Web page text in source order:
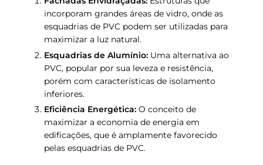
incorporam grandes áreas de vidro, onde as
esquadrias de PVC podem ser utilizadas para
maximizar a luz natural.
Esquadrias de Alumínio: Uma alternativa ao
PVC, popular por sua leveza e resistência,
porém com características de isolamento
inferiores.
Eficiência Energética: O conceito de
maximizar a economia de energia em
edificações, que é amplamente favorecido
pelas esquadrias de PVC.